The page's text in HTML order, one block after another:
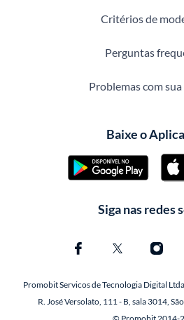
Critérios de
Perguntas
Problemas com
Baixe o
Siga nas redes
Promobit Servicos de Tecnologia Digital
R. José Versolato, 111 - B, sala 3014,